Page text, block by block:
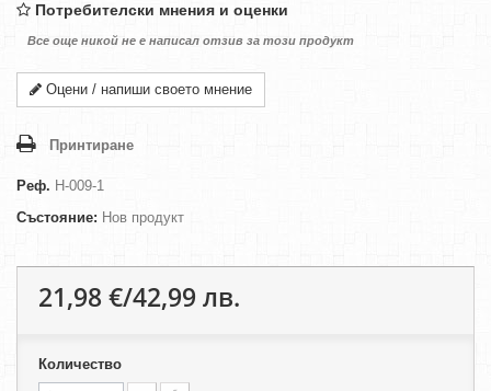
Потребителски мнения и оценки
Все още никой не е написал отзив за този продукт
Оцени / напиши своето мнение
Принтиране
Реф. H-009-1
Състояние: Нов продукт
21,98 €/42,99 лв.
Количество